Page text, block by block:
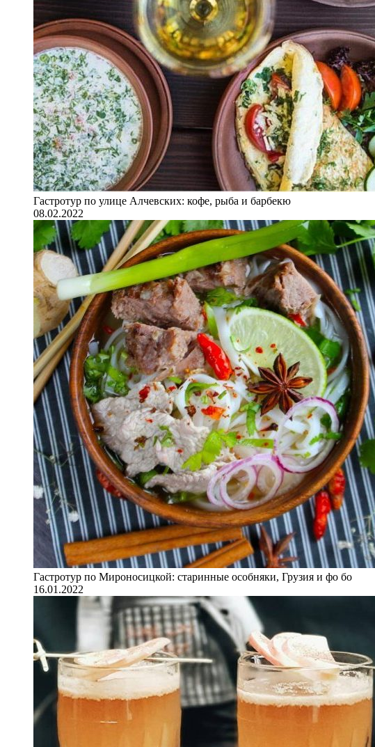
Гастротур по улице Алчевских: кофе, рыба и барбекю
08.02.2022
Гастротур по Мироносицкой: старинные особняки, Грузия и фо бо
16.01.2022